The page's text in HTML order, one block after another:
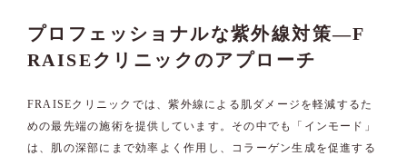
プロフェッショナルな紫外線対策—F
RAISEクリニックのアプローチ
FRAISEクリニックでは、紫外線による肌ダメージを軽減するた
めの最先端の施術を提供しています。その中でも「インモード」
は、肌の深部にまで効率よく作用し、コラーゲン生成を促進する